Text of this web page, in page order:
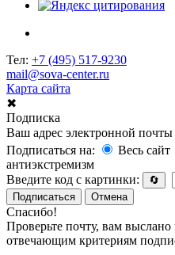
Тел: +7 (495) 517-9230
mail@sova-center.ru
Карта сайта
✖
Подписка
Ваш адрес электронной почты
Подписаться на:
Весь сайт
антиэкстремизм
Введите код с картинки:
🔄
Подписаться
Отмена
Спасибо!
Проверьте почту, вам выслано
отвечающим критериям